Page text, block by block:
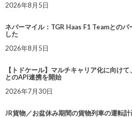
2026年8月5日
ネバーマイル：TGR Haas F1 Teamとの
した
2026年8月5日
【トドケール】マルチキャリア化に向け
とのAPI連携を開始
2026年7月30日
JR貨物／お盆休み期間の貨物列車の運転